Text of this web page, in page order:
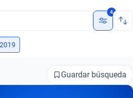
4
2019
Guardar búsqueda